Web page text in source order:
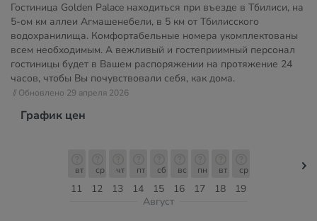
Гостиница Golden Palace находиться при въезде в Тбилиси, на
5-ом км аллеи Агмашенебели, в 5 км от Тбилисского
водохранилища. Комфортабельные номера укомплектованы
всем необходимым. А вежливый и гостеприимный персонал
гостиницы будет в Вашем распоряжении на протяжение 24
часов, чтобы Вы почувствовали себя, как дома.
// Обновлено 29 апреля 2026
График цен
11
вт
12
ср
13
чт
14
пт
15
сб
16
вс
17
пн
18
вт
19
ср
Август